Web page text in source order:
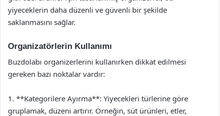
yiyeceklerin daha düzenli ve güvenli bir şekilde
saklanmasını sağlar.
Organizatörlerin Kullanımı
Buzdolabı organizerlerini kullanırken dikkat edilmesi
gereken bazı noktalar vardır:
1. **Kategorilere Ayırma**: Yiyecekleri türlerine göre
gruplamak, düzeni artırır. Örneğin, süt ürünleri, etler,